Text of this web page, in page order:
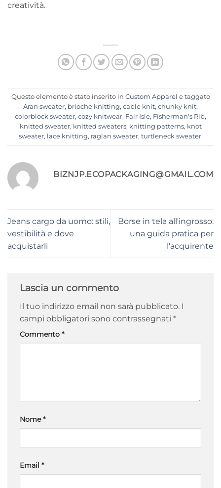
creatività.
Questo elemento è stato inserito in Custom Apparel e taggato
Aran sweater, brioche knitting, cable knit, chunky knit,
colorblock sweater, cozy knitwear, Fair Isle, Fisherman's Rib,
knitted sweater, knitted sweaters, knitting patterns, knot
sweater, lace knitting, raglan sweater, turtleneck sweater.
BIZNJP.ECOPACKAGING@GMAIL.COM
Jeans cargo da uomo: stili,
vestibilità e dove
acquistarli
Borse in tela all'ingrosso:
una guida pratica per
l'acquirente
Lascia un commento
Il tuo indirizzo email non sarà pubblicato. I
campi obbligatori sono contrassegnati *
Commento *
Nome*
Email *